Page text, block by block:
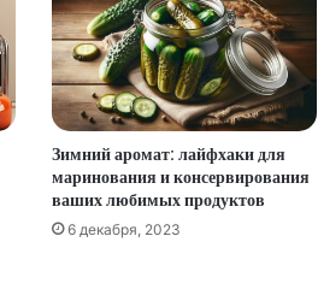
Умные лайфхаки для кухни: делаем
приготовление пищи легче и веселее
Секреты Китайской кухни: невероятные
лайфхаки для вкусных шедевров
Зимний аромат: лайфхаки для
маринования и консервирования
ваших любимых продуктов
6 декабря, 2023